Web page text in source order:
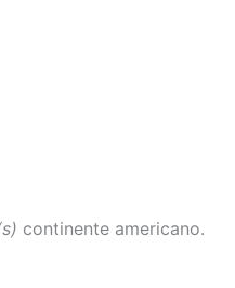
continente americano.